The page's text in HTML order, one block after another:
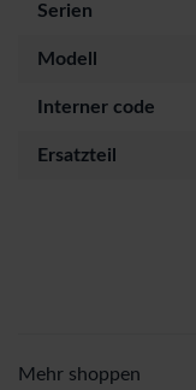
Serien
Modell
Interner code
Ersatzteil
Mehr shoppen